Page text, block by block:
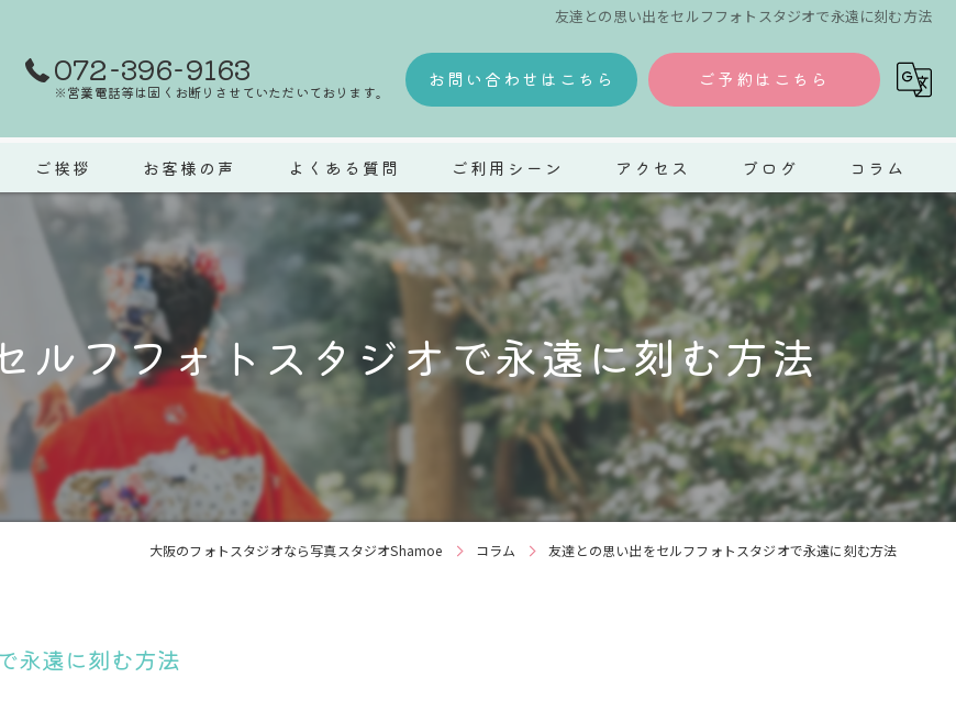
友達との思い出をセルフフォトスタジオで永遠に刻む方法
072-396-9163
※営業電話等は固くお断りさせていただいております。
お問い合わせはこちら ご予約はこちら
ご挨拶 お客様の声 よくある質問 ご利用シーン
ウェディング
マタニティ
七五三
成人式
ペット
アクセス ブログ コラム
ルフフォトスタジオで永遠に刻む方法
大阪のフォトスタジオなら写真スタジオShamoe コラム 友達との思い出をセルフフォトスタジオで永遠に刻む方法
永遠に刻む方法